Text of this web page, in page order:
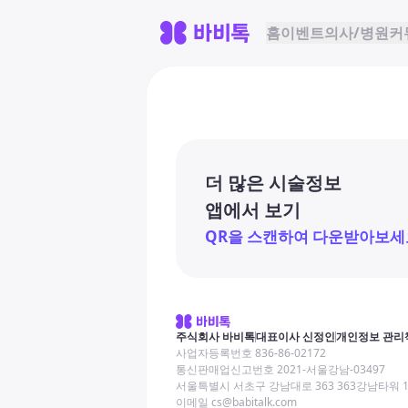
홈이벤트의사/병원커
더 많은 시술정보
앱에서 보기
QR을 스캔하여 다운받아보세
주식회사 바비톡대표이사 신정인개인정보 관리
사업자등록번호 836-86-02172
통신판매업신고번호 2021-서울강남-03497
서울특별시 서초구 강남대로 363 363강남타워
이메일 cs@babitalk.com